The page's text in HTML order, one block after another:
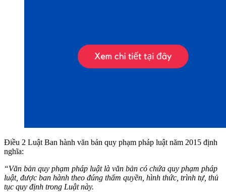
Điều 2 Luật Ban hành văn bản quy phạm pháp luật năm 2015 định
nghĩa:
“Văn bản quy phạm pháp luật là văn bản có chứa quy phạm pháp
luật, được ban hành theo đúng thẩm quyền, hình thức, trình tự, thủ
tục quy định trong Luật này.